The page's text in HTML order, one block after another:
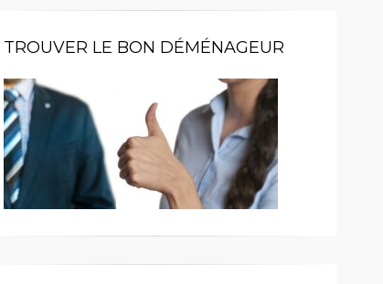
TROUVER LE BON DÉMÉNAGEUR